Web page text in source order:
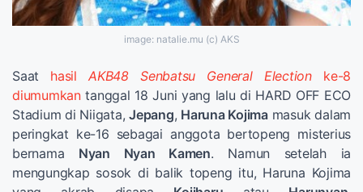
image: natalie.mu (c) AKS
Saat hasilAKB48 Senbatsu General Electionke-8
diumumkantanggal 18 Juni yang lalu di HARD OFF ECO
Stadium di Niigata,Jepang, Haruna Kojimamasuk dalam
peringkat ke-16 sebagai anggota bertopeng misterius
bernama Nyan Nyan Kamen. Namun setelah ia
mengungkap sosok di balik topeng itu, Haruna Kojima